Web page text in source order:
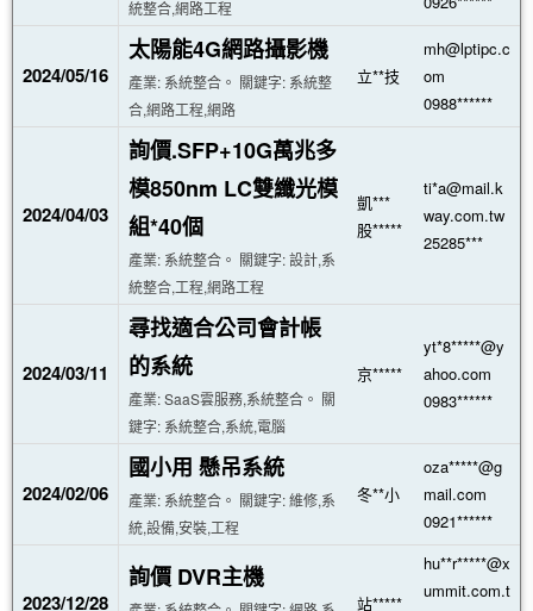
統整合,網路工程
2024/05/16
太陽能4G網路攝影機
產業: 系統整合。 關鍵字: 系統整
合,網路工程,網路
立**技
mh@lptipc.c
om
0988******
2024/04/03
詢價.SFP+10G萬兆多
模850nm LC雙纖光模
組*40個
產業: 系統整合。 關鍵字: 設計,系
統整合,工程,網路工程
凱***
股*****
ti*a@mail.k
way.com.tw
25285***
2024/03/11
尋找適合公司會計帳
的系統
產業: SaaS雲服務,系統整合。 關
鍵字: 系統整合,系統,電腦
京*****
yt*8*****@y
ahoo.com
0983******
2024/02/06
國小用 懸吊系統
產業: 系統整合。 關鍵字: 維修,系
統,設備,安裝,工程
冬**小
oza*****@g
mail.com
0921******
2023/12/28
詢價 DVR主機
站*****
hu**r*****@x
ummit.com.t